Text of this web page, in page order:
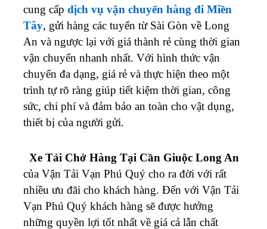
cung cấp dịch vụ vận chuyển hàng đi Miền
Tây, gửi hàng các tuyến từ Sài Gòn về Long
An và ngược lại với giá thành rẻ cùng thời gian
vận chuyển nhanh nhất. Với hình thức vận
chuyển đa dạng, giá rẻ và thực hiện theo một
trình tự rõ ràng giúp tiết kiệm thời gian, công
sức, chi phí và đảm bảo an toàn cho vật dụng,
thiết bị của người gửi.
Xe Tải Chở Hàng Tại Cần Giuộc Long An
của Vận Tải Vạn Phú Quý cho ra đời với rất
nhiều ưu đãi cho khách hàng. Đến với Vận Tải
Vạn Phú Quý khách hàng sẽ được hưởng
những quyền lợi tốt nhất về giá cả lẫn chất